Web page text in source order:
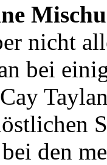
nicht
bei
den